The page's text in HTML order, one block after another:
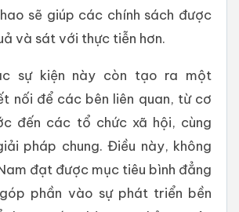
sẽ giúp các chính sách được
và sát với thực tiễn hơn.
sự kiện này còn tạo ra một
nối để các bên liên quan, từ cơ
đến các tổ chức xã hội, cùng
pháp chung. Điều này, không
đạt được mục tiêu bình đẳng
phần vào sự phát triển bền